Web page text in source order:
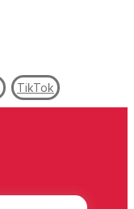
TikTok